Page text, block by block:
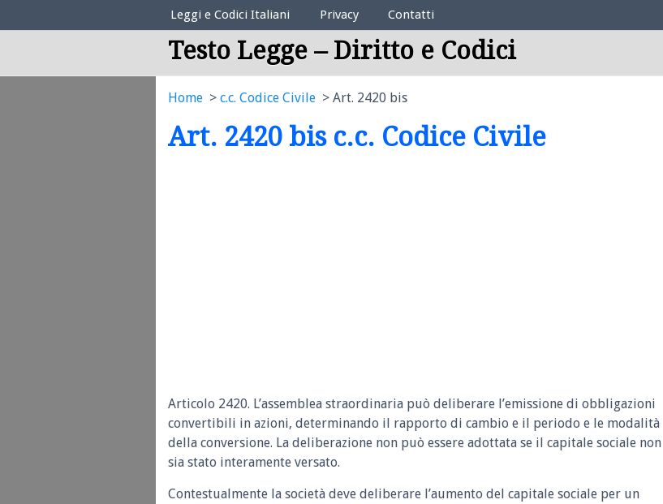
Elenco Codici Legali
Leggi e Codici Italiani Privacy Contatti
Testo Legge – Diritto e Codici
Home c.c. Codice Civile Art. 2420 bis
Art. 2420 bis c.c. Codice Civile
Articolo 2420. L’assemblea straordinaria può deliberare l’emissione di obbligazioni
convertibili in azioni, determinando il rapporto di cambio e il periodo e le modalità
della conversione. La deliberazione non può essere adottata se il capitale sociale non
sia stato interamente versato.
Contestualmente la società deve deliberare l’aumento del capitale sociale per un